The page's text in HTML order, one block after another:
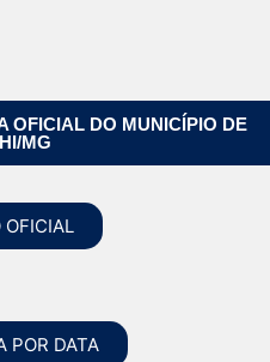
OFICIAL DO MUNICÍPIO DE
MG
OFICIAL
POR DATA